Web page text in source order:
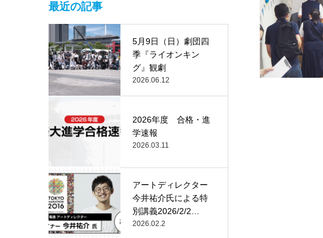
最近の記事
5月9日（日）劇団四
季『ライオンキン
グ』観劇
2026.06.12
2026年度 合格・進
学速報
2026.03.11
アートディレクター
今井祐介氏による特
別講義2026/2/2
（月）…
2026.02.2